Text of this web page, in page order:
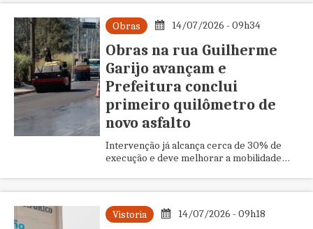
Obras 14/07/2026 - 09h34
Obras na rua Guilherme
Garijo avançam e
Prefeitura conclui
primeiro quilômetro de
novo asfalto
Intervenção já alcança cerca de 30% de
execução e deve melhorar a mobilidade
Vistoria 14/07/2026 - 09h18